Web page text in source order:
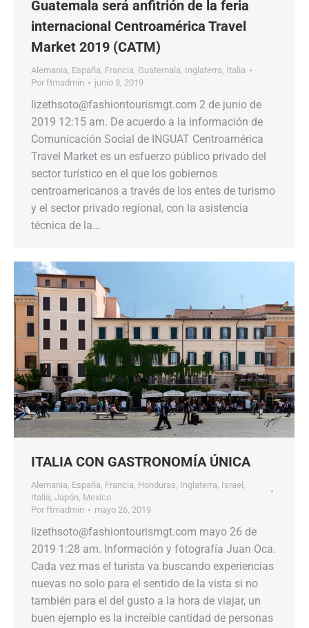
Guatemala será anfitrión de la feria
internacional Centroamérica Travel
Market 2019 (CATM)
Alemania, España, Francia, Guatemala, Inglaterra, Italia
Por ftmadmin junio 3, 2019
lizethsoto@fashiontourismgt.com 2 de junio de
2019 12:15 am. De acuerdo a la información de
Comunicación Social de INGUAT Centroamérica
Travel Market es un esfuerzo público privado del
sector turístico en el que los gobiernos
centroamericanos a través de los entes de turismo
y el sector privado regional, con la asistencia
técnica de la…
ITALIA CON GASTRONOMÍA ÚNICA
Alemania, España, Francia, Honduras, Inglaterra, Israel ,
Italia, Japón, Mexico
Por ftmadmin mayo 26, 2019
lizethsoto@fashiontourismgt.com mayo 26 de
2019 1:28 am. Información y fotografía Juan Oca.
Cada vez mas el turista va buscando experiencias
nuevas no solo para el sentido de la vista si no
también para el del gusto a la hora de viajar, un
buen ejemplo es la increíble cantidad de personas